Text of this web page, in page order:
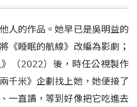
人的作品。她早已是吳明益的
《睡眠的航線》改編為影劇；
（2022）後，時任公視製作
千米》企劃找上她，她便接了
一直讀，等到好像把它吃進去